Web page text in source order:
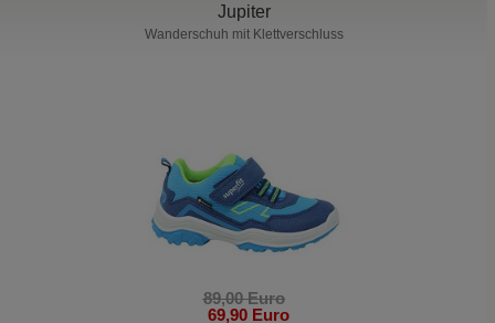
Jupiter
Wanderschuh mit Klettverschluss
89,00 Euro
69,90 Euro